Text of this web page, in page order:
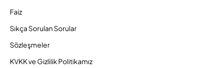
Faiz
Sıkça Sorulan Sorular
Sözleşmeler
KVKK ve Gizlilik Politikamız